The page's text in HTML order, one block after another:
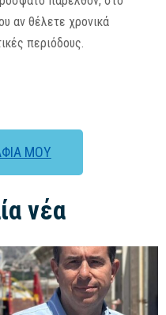
αν θέλετε χρονικά
περιόδους.
ΜΟΥ
νέα